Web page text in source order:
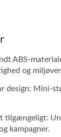
ABS-
og
design: Mini-
tilgængeligt:
kampagner.